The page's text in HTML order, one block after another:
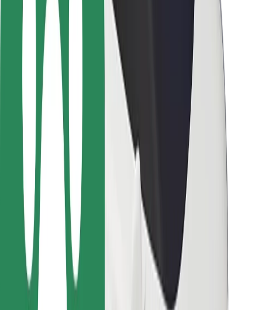
Aeropuertos
Estaciones de carga de Bolt
Soporte
Para usuarios
Para conductores
Para repartidores
Bolt Food
Para propietarios de flota
Para restaurantes
Bolt para empresas
Otros
Proveedores
Términos y Condiciones
Cookies